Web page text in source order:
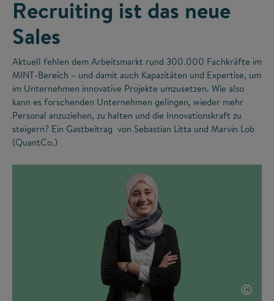
Recruiting ist das neue
Sales
Aktuell fehlen dem Arbeitsmarkt rund 300.000 Fachkräfte im
MINT-Bereich – und damit auch Kapazitäten und Expertise, um
im Unternehmen innovative Projekte umzusetzen. Wie also
kann es forschenden Unternehmen gelingen, wieder mehr
Personal anzuziehen, zu halten und die Innovationskraft zu
steigern? Ein Gastbeitrag von Sebastian Litta und Marvin Lob
(QuantCo.)
©